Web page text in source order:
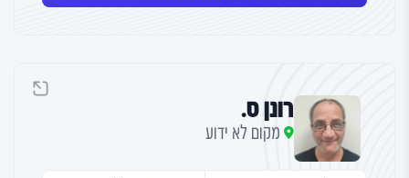
רונן ס.
מקום לא ידוע